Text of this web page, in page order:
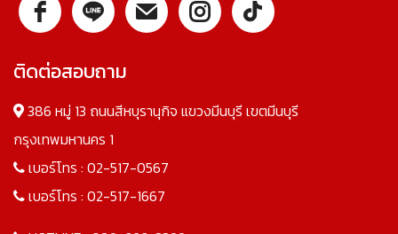
ติดต่อสอบถาม
386 หมู่ 13 ถนนสีหบุรานุกิจ แขวงมีนบุรี เขตมีนบุรี
กรุงเทพมหานคร 1
เบอร์โทร : 02-517-0567
เบอร์โทร : 02-517-1667